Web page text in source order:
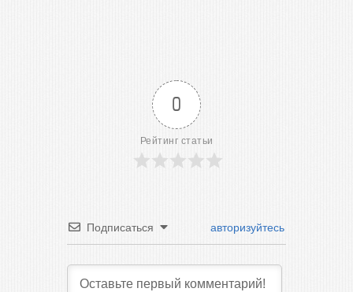
0
Рейтинг статьи
Подписаться авторизуйтесь